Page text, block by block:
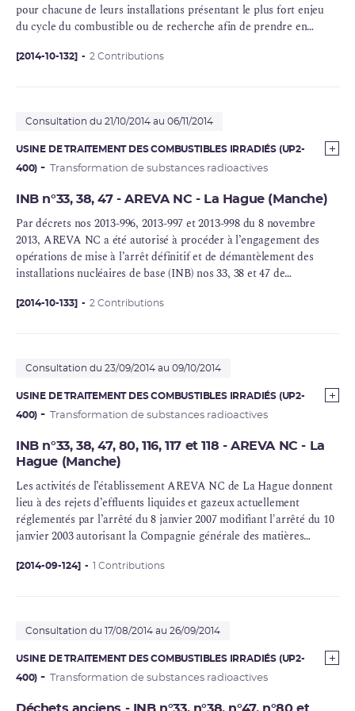
pour chacune de leurs installations présentant le plus fort enjeu
ducycle du combustibleou de recherche afin de prendre en
l’approche de type « test de résistance » réalisé en Europe pour les
restée proportionnée aux enjeux de sûreté nucléaire de chacune
des installations. Pour AREVA, les installations des sites de La
Hague, Romans-sur-Isère, Tricastin et Marcoule et pour le CEA,
certaines des installations présentant le plus fort enjeu de
Marcoule, Cadarache et Saclay ont fait l’objet de ces études. Ces
ECS avaient notamment pour objectif de déterminer les marges de
sûreté dont dispose ces installations vis-à-vis des risques extrêmes
tels que le séisme et l’inondation.
[2014-10-132] 2 Contributions
Consultation du 21/10/2014 au 06/11/2014
USINE DE TRAITEMENT DES COMBUSTIBLES IRRADIÉS (UP2-
400)
Transformation de substances radioactives
INB n°33, 38, 47 - AREVA NC - La Hague (Manche)
Par décrets nos 2013-996, 2013-997 et 2013-998 du 8 novembre
2013, AREVA NC a été autorisé à procéder à l’engagement des
opérations de mise à l’arrêt définitif et de démantèlement des
installations nucléaires de base (INB) nos 33, 38 et 47 de
[2014-10-133] 2 Contributions
Consultation du 23/09/2014 au 09/10/2014
USINE DE TRAITEMENT DES COMBUSTIBLES IRRADIÉS (UP2-
400)
Transformation de substances radioactives
INB n°33, 38, 47, 80, 116, 117 et 118 - AREVA NC - La
Hague (Manche)
Les activités de l’établissement AREVA NC de La Hague donnent
lieu à des rejets d’effluents liquides et gazeux actuellement
réglementés par l’arrêté du 8 janvier 2007 modifiant l'arrêté du 10
janvier 2003 autorisant la Compagnie générale des matières
d'effluents liquides et gazeux pour l'exploitation du site nucléaire
[2014-09-124] 1 Contributions
Consultation du 17/08/2014 au 26/09/2014
USINE DE TRAITEMENT DES COMBUSTIBLES IRRADIÉS (UP2-
400)
Transformation de substances radioactives